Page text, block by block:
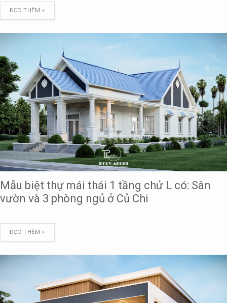
ĐỌC THÊM »
Mẫu biệt thự mái thái 1 tầng chử L có: Sân
vườn và 3 phòng ngủ ở Củ Chi
ĐỌC THÊM »